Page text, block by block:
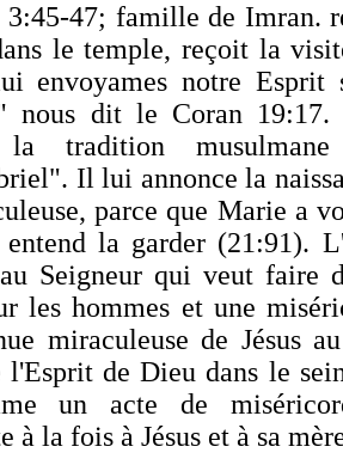
3:45-47; famille de Imran.
le temple, reçoit la
envoyames notre Esprit
nous dit le Coran 19:17.
tradition musulmane
Il lui annonce la
parce que Marie a
la garder (21:91).
Seigneur qui veut faire
les hommes et une
miraculeuse de Jésus
de Dieu dans le
un acte de
à la fois à Jésus et à sa